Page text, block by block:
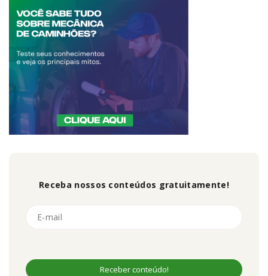
Receba nossos conteúdos gratuitamente!